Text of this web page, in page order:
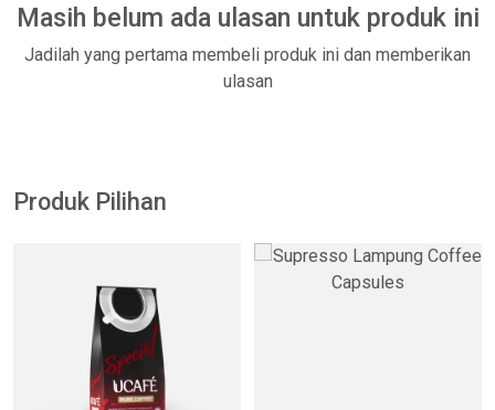
Masih belum ada ulasan untuk produk ini
Jadilah yang pertama membeli produk ini dan memberikan
ulasan
Produk Pilihan